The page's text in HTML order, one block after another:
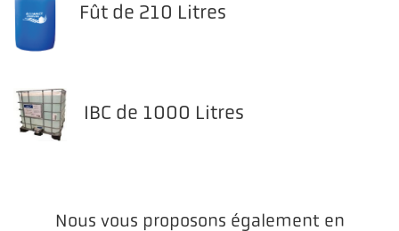
Fût de 210 Litres
IBC de 1000 Litres
Nous vous proposons également en